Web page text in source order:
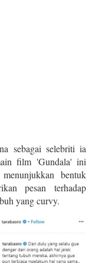
sebagai selebriti ia
film 'Gundala' ini
bentuk
pesan terhadap
yang curvy.